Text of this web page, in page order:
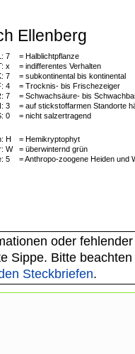
Ellenberg
7
= Halblichtpflanze
x
= indifferentes Verhalten
7
= subkontinental bis kontinental
4
= Trocknis- bis Frischezeiger
7
= Schwachsäure- bis
3
= auf stickstoffarmen Standorte
0 = nicht salzertragend
H
= Hemikryptophyt
W
= überwinternd grün
5 = Anthropo-zoogene Heiden und
oder
Sippe. Bitte
Steckbriefen.